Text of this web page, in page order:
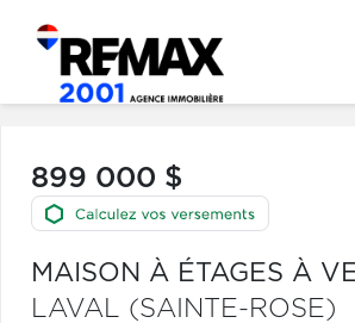
899 000 $
MAISON À ÉTAGES À
LAVAL (SAINTE-ROSE)